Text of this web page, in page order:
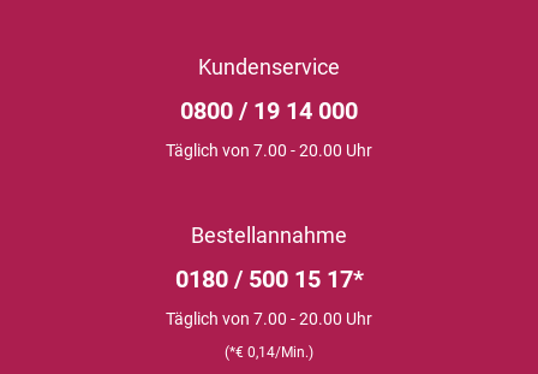
Kundenservice
0800 / 19 14 000
Täglich von 7.00 - 20.00 Uhr
Bestellannahme
0180 / 500 15 17*
Täglich von 7.00 - 20.00 Uhr
(*€ 0,14/Min.)